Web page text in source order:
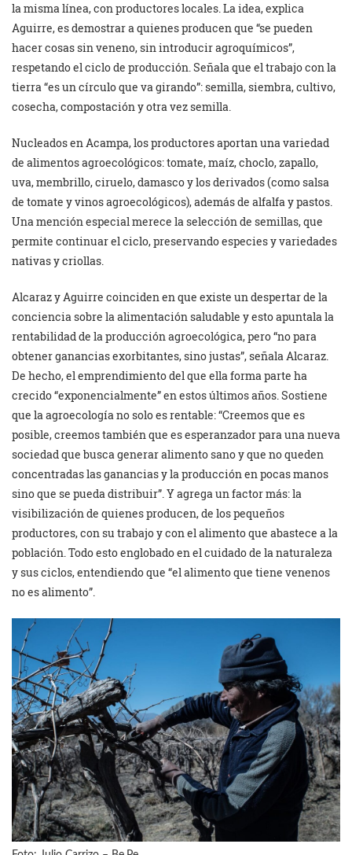
la misma línea, con productores locales. La idea, explica
Aguirre, es demostrar a quienes producen que “se pueden
hacer cosas sin veneno, sin introducir agroquímicos”,
respetando el ciclo de producción. Señala que el trabajo con la
tierra “es un círculo que va girando”: semilla, siembra, cultivo,
cosecha, compostación y otra vez semilla.
Nucleados en Acampa, los productores aportan una variedad
de alimentos agroecológicos: tomate, maíz, choclo, zapallo,
uva, membrillo, ciruelo, damasco y los derivados (como salsa
de tomate y vinos agroecológicos), además de alfalfa y pastos.
Una mención especial merece la selección de semillas, que
permite continuar el ciclo, preservando especies y variedades
nativas y criollas.
Alcaraz y Aguirre coinciden en que existe un despertar de la
conciencia sobre la alimentación saludable y esto apuntala la
rentabilidad de la producción agroecológica, pero “no para
obtener ganancias exorbitantes, sino justas”, señala Alcaraz.
De hecho, el emprendimiento del que ella forma parte ha
crecido “exponencialmente” en estos últimos años. Sostiene
que la agroecología no solo es rentable: “Creemos que es
posible, creemos también que es esperanzador para una nueva
sociedad que busca generar alimento sano y que no queden
concentradas las ganancias y la producción en pocas manos
sino que se pueda distribuir”. Y agrega un factor más: la
visibilización de quienes producen, de los pequeños
productores, con su trabajo y con el alimento que abastece a la
población. Todo esto englobado en el cuidado de la naturaleza
y sus ciclos, entendiendo que “el alimento que tiene venenos
no es alimento”.